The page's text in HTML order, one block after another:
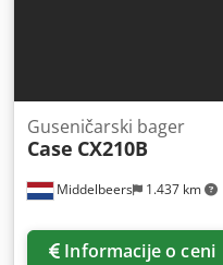
Middelbeers 1.437 km
Guseničarski bager
Case CX210B
Informacije o ceni